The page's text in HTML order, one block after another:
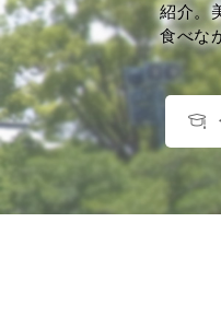
紹介。
食べな